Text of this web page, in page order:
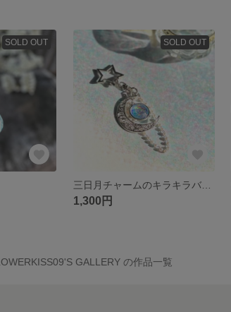
SOLD OUT SOLD OUT
三日月チャームのキラキラバックチャーム
1,300円
GALLERY の作品一覧